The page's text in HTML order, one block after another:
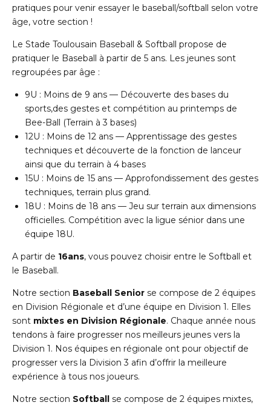
pratiques pour venir essayer le baseball/softball selon votre
âge, votre section !
Le Stade Toulousain Baseball & Softball propose de
pratiquer le Baseball à partir de 5 ans. Les jeunes sont
regroupées par âge :
9U : Moins de 9 ans — Découverte des bases du
sports,des gestes et compétition au printemps de
Bee-Ball (Terrain à 3 bases)
12U : Moins de 12 ans — Apprentissage des gestes
techniques et découverte de la fonction de lanceur
ainsi que du terrain à 4 bases
15U : Moins de 15 ans — Approfondissement des gestes
techniques, terrain plus grand.
18U : Moins de 18 ans — Jeu sur terrain aux dimensions
officielles. Compétition avec la ligue sénior dans une
équipe 18U.
A partir de 16ans, vous pouvez choisir entre le Softball et
le Baseball.
Notre section Baseball Senior se compose de 2 équipes
en Division Régionale et d’une équipe en Division 1. Elles
sont mixtes en Division Régionale. Chaque année nous
tendons à faire progresser nos meilleurs jeunes vers la
Division 1. Nos équipes en régionale ont pour objectif de
progresser vers la Division 3 afin d’offrir la meilleure
expérience à tous nos joueurs.
Notre section Softball se compose de 2 équipes mixtes,